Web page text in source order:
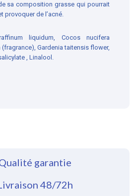
sa composition grasse qui pourrait
provoquer de l’acné.
liquidum, Cocos nucifera
Gardenia taitensis flower,
, Linalool.
garantie
48/72h